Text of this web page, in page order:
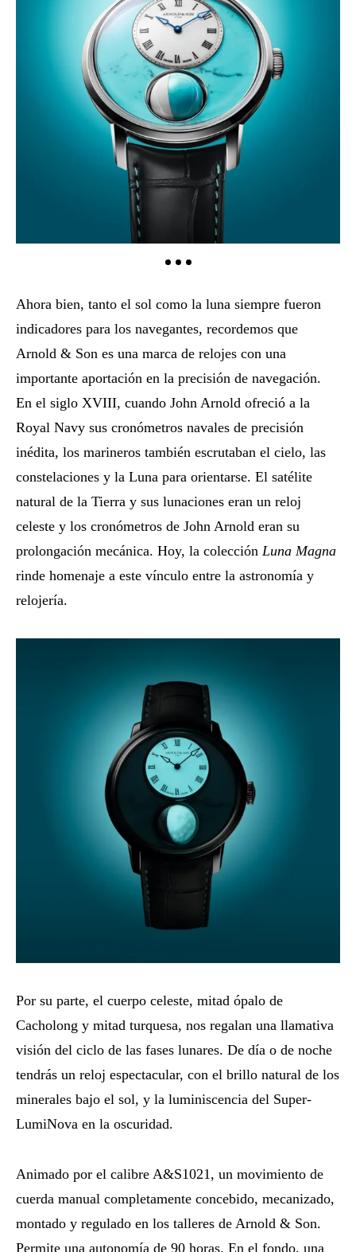
Ahora bien, tanto el sol como la luna siempre fueron
indicadores para los navegantes, recordemos que
Arnold & Son es una marca de relojes con una
importante aportación en la precisión de navegación.
En el siglo XVIII, cuando John Arnold ofreció a la
Royal Navy sus cronómetros navales de precisión
inédita, los marineros también escrutaban el cielo, las
constelaciones y la Luna para orientarse. El satélite
natural de la Tierra y sus lunaciones eran un reloj
celeste y los cronómetros de John Arnold eran su
prolongación mecánica. Hoy, la colección Luna Magna
rinde homenaje a este vínculo entre la astronomía y
relojería.
Por su parte, el cuerpo celeste, mitad ópalo de
Cacholong y mitad turquesa, nos regalan una llamativa
visión del ciclo de las fases lunares. De día o de noche
tendrás un reloj espectacular, con el brillo natural de los
minerales bajo el sol, y la luminiscencia del Super-
LumiNova en la oscuridad.
Animado por el calibre A&S1021, un movimiento de
cuerda manual completamente concebido, mecanizado,
montado y regulado en los talleres de Arnold & Son.
Permite una autonomía de 90 horas. En el fondo, una